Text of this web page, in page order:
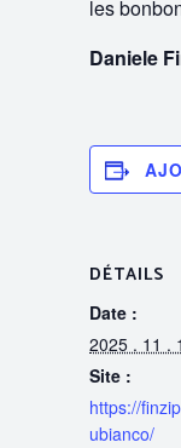
les
Daniele
DÉTAILS
Date :
2025 . 11 .
Site :
https://
ubianco/